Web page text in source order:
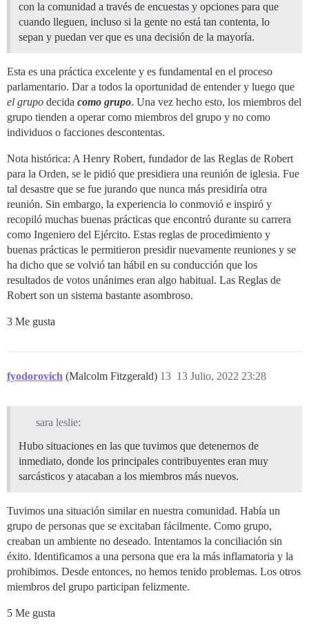
con la comunidad a través de encuestas y opciones para que
cuando lleguen, incluso si la gente no está tan contenta, lo
sepan y puedan ver que es una decisión de la mayoría.
Esta es una práctica excelente y es fundamental en el proceso
parlamentario. Dar a todos la oportunidad de entender y luego que
el grupo decida como grupo. Una vez hecho esto, los miembros del
grupo tienden a operar como miembros del grupo y no como
individuos o facciones descontentas.
Nota histórica: A Henry Robert, fundador de las Reglas de Robert
para la Orden, se le pidió que presidiera una reunión de iglesia. Fue
tal desastre que se fue jurando que nunca más presidiría otra
reunión. Sin embargo, la experiencia lo conmovió e inspiró y
recopiló muchas buenas prácticas que encontró durante su carrera
como Ingeniero del Ejército. Estas reglas de procedimiento y
buenas prácticas le permitieron presidir nuevamente reuniones y se
ha dicho que se volvió tan hábil en su conducción que los
resultados de votos unánimes eran algo habitual. Las Reglas de
Robert son un sistema bastante asombroso.
3 Me gusta
fyodorovich (Malcolm Fitzgerald) 13 Julio, 2022 23:28
13
sara leslie:
Hubo situaciones en las que tuvimos que detenernos de
inmediato, donde los principales contribuyentes eran muy
sarcásticos y atacaban a los miembros más nuevos.
Tuvimos una situación similar en nuestra comunidad. Había un
grupo de personas que se excitaban fácilmente. Como grupo,
creaban un ambiente no deseado. Intentamos la conciliación sin
éxito. Identificamos a una persona que era la más inflamatoria y la
prohibimos. Desde entonces, no hemos tenido problemas. Los otros
miembros del grupo participan felizmente.
5 Me gusta